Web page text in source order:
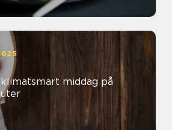
middag på